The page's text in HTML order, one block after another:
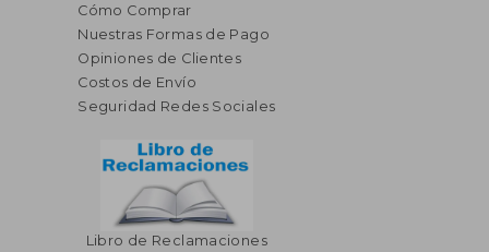
Rápido
Cómo Comprar
Nuestras Formas de Pago
Opiniones de Clientes
Costos de Envío
Seguridad Redes Sociales
Libro de Reclamaciones